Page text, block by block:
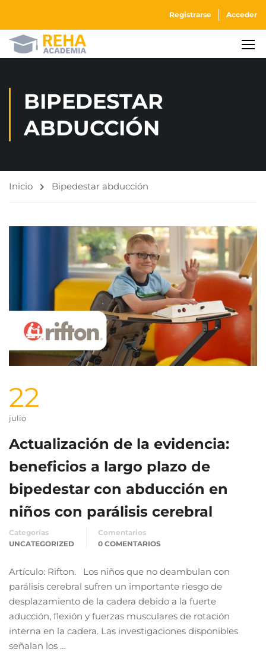
Registrarse Acceder
BIPEDESTAR
ABDUCCIÓN
Inicio Bipedestar abducción
22
julio
Actualización de la evidencia:
beneficios a largo plazo de
bipedestar con abducción en
niños con parálisis cerebral
Categorías
UNCATEGORIZED
Comentarios
0 COMENTARIOS
Artículo: Rifton. Los niños que no deambulan con
parálisis cerebral sufren un importante riesgo de
desplazamiento de la cadera debido a la fuerte
aducción, flexión y fuerzas musculares de rotación
interna en la cadera. Las investigaciones disponibles
señalan los …